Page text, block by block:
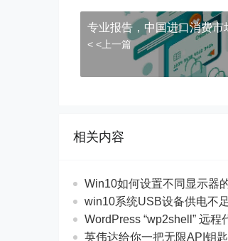
专业报告，中国进口消费市
< <上一篇
相关内容
Win10如何设置不同显示器
win10系统USB设备供电不
WordPress “wp2shell” 远程
英伟达给你一把无限API钥匙